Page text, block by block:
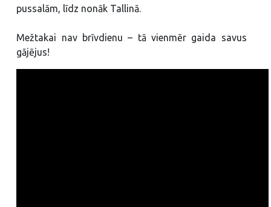
pussalām, līdz nonāk Tallinā.
Mežtakai nav brīvdienu – tā vienmēr gaida savus
gājējus!